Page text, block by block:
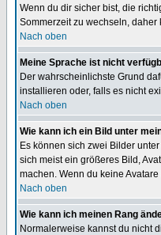
Wenn du dir sicher bist, die
Sommerzeit zu wechseln,
Nach oben
Meine Sprache ist nicht
Der wahrscheinlichste Grund
installieren oder, falls es nicht
Nach oben
Wie kann ich ein Bild unter
Es können sich zwei Bilder
sich meist ein größeres Bild,
machen. Wenn du keine
Nach oben
Wie kann ich meinen Rang
Normalerweise kannst du nicht